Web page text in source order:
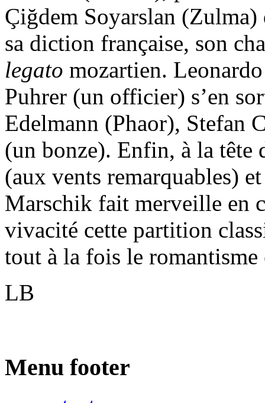
Çiğdem Soyarslan (Zulma)
sa diction française, son
legato mozartien.
Puhrer (un officier) s’en
Edelmann (Phaor), Stefan
(un bonze). Enfin, à la tête
(aux vents remarquables)
Marschik fait merveille en
vivacité cette partition
tout à la fois le romantisme
LB
Menu footer